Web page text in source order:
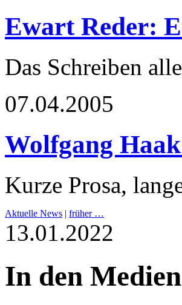
Ewart Reder:
Das Schreiben
07.04.2005
Wolfgang
Kurze Prosa,
Aktuelle News | früher …
13.01.2022
In den